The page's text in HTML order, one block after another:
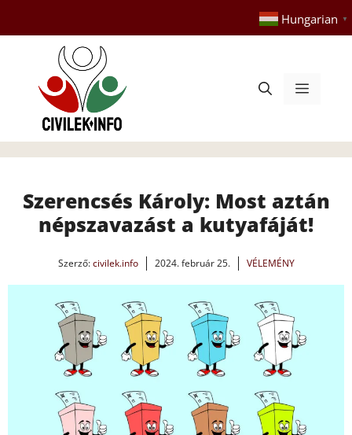
tartalomba
Hungarian ▼
Menü
Szerencsés Károly: Most aztán
népszavazást a kutyafáját!
Szerző:civilek.info 2024. február 25. VÉLEMÉNY